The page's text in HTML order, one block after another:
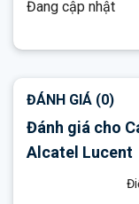
Đang cập nhật
ĐÁNH GIÁ (0)
Đánh giá cho
Alcatel Lucent